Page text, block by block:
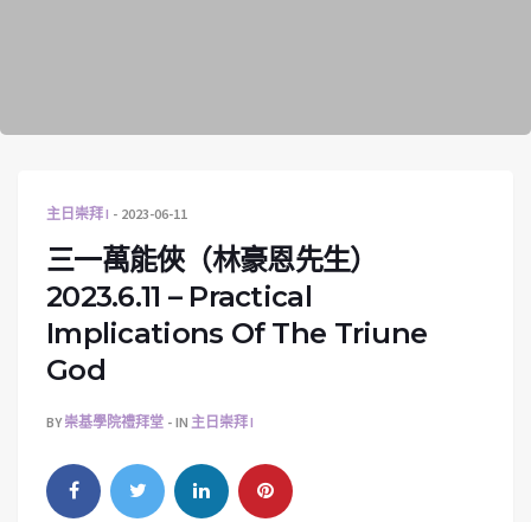
主日崇拜 I 2023-06-11
三一萬能俠（林豪恩先生）
2023.6.11 – Practical
Implications Of The Triune
God
BY崇基學院禮拜堂 IN 主日崇拜 I